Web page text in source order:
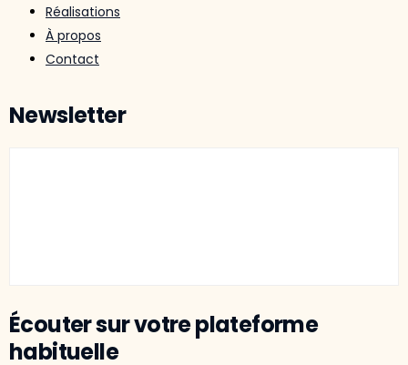
Réalisations
À propos
Contact
Newsletter
Écouter sur votre plateforme
habituelle